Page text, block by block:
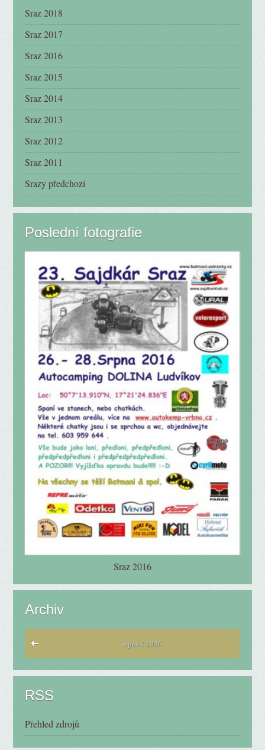
Sraz 2018
Sraz 2017
Sraz 2016
Sraz 2015
Sraz 2014
Sraz 2013
Sraz 2012
Sraz 2011
Srazy předchozí
Poslední fotografie
Sraz 2016
Archiv
srpen / 2026
RSS
Přehled zdrojů